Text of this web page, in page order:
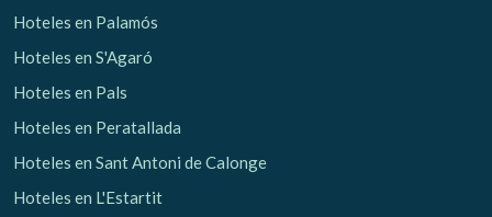
Hoteles en Palamós
Hoteles en S'Agaró
Hoteles en Pals
Hoteles en Peratallada
Hoteles en Sant Antoni de Calonge
Hoteles en L'Estartit